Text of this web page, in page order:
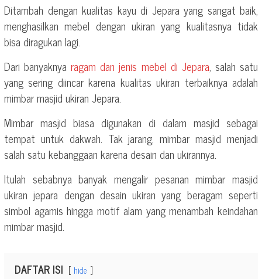
Ditambah dengan kualitas kayu di Jepara yang sangat baik,
menghasilkan mebel dengan ukiran yang kualitasnya tidak
bisa diragukan lagi.
Dari banyaknyaragam dan jenis mebel di Jepara, salah satu
yang sering diincar karena kualitas ukiran terbaiknya adalah
mimbar masjid ukiran Jepara.
Mimbar masjid biasa digunakan di dalam masjid sebagai
tempat untuk dakwah. Tak jarang, mimbar masjid menjadi
salah satu kebanggaan karena desain dan ukirannya.
Itulah sebabnya banyak mengalir pesanan mimbar masjid
ukiran jepara dengan desain ukiran yang beragam seperti
simbol agamis hingga motif alam yang menambah keindahan
mimbar masjid.
DAFTAR ISI hide